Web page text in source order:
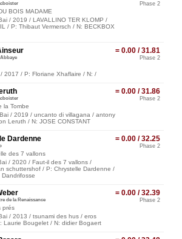
Phase 2
BOIS MADAME
/ 2019 / LAVALLINO TER KLOMP /
/ P: Thibaut Vermersch / N: BECKBOX
= 0.00 / 31.81
Phase 2
2017 / P: Floriane Xhaflaire / N: /
= 0.00 / 31.86
Phase 2
la Tombe
/ 2019 / uncanto di villagana / antony
Leruth / N: JOSE CONSTANT
= 0.00 / 32.25
Phase 2
Dardenne
des 7 vallons
/ 2020 / Faut-il des 7 vallons /
schuttershof / P: Chrystelle Dardenne /
= 0.00 / 32.39
Phase 2
de la Renaissance
prés
/ 2013 / tsunami des hus / eros
Laurie Bougelet / N: didier Bogaert